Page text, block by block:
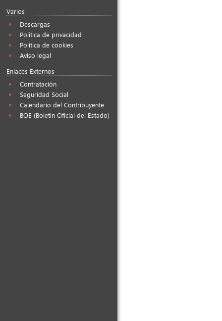
Varios
Descargas
Política de privacidad
Política de cookies
Aviso legal
Enlaces Externos
Contratación
Seguridad Social
Calendario del Contribuyente
BOE (Boletín Oficial del Estado)